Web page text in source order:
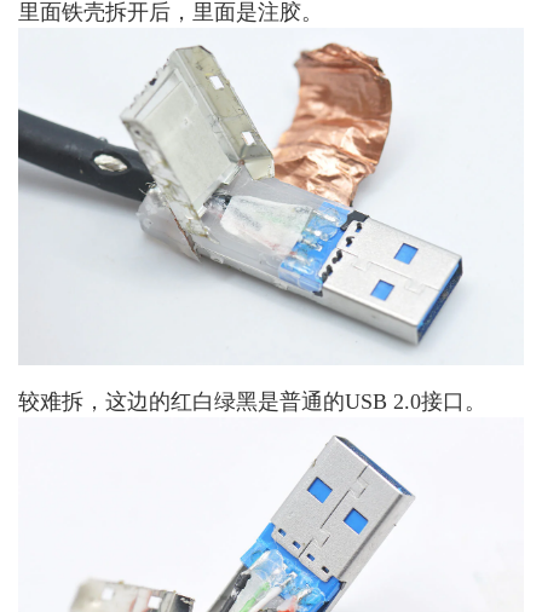
里面铁壳拆开后，里面是注胶。
较难拆，这边的红白绿黑是普通的USB 2.0接口。